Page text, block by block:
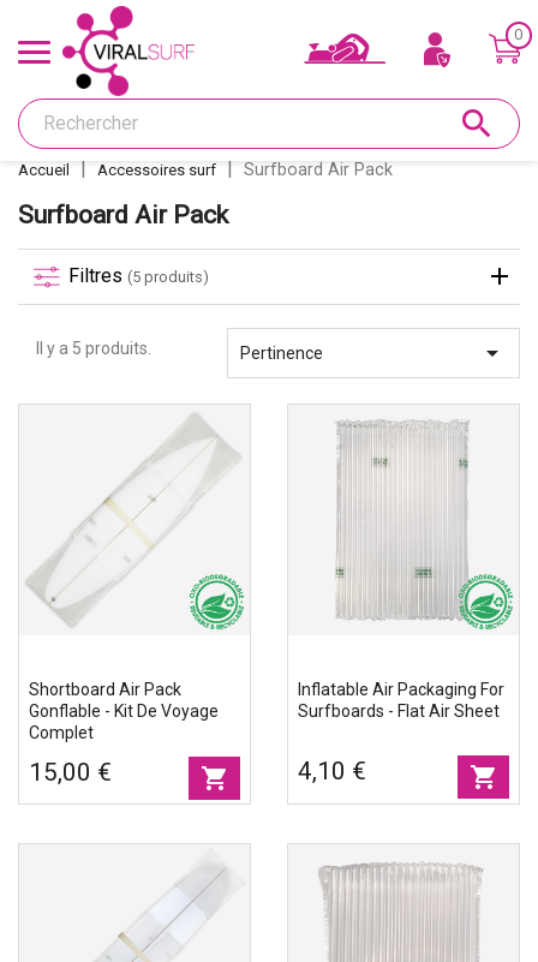
Offres & Carte cadeau
Shape
Glass
Ponçage
Réparations
Dérives et inserts
Déco
Accessoires
Eco-friendly
0
search
Accueil Accessoires surf Surfboard Air Pack
Surfboard Air Pack
Filtres (5 produits)
Il y a 5 produits. Pertinence 
Shortboard Air Pack
Gonflable - Kit De Voyage
Complet
15,00 € shopping_cart
Inflatable Air Packaging For
Surfboards - Flat Air Sheet
4,10 € shopping_cart